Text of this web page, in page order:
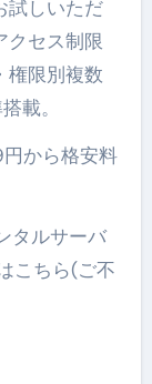
試しいただ
クセス制限
権限別複数
載。
から格安料
タルサーバ
こちら(ご不